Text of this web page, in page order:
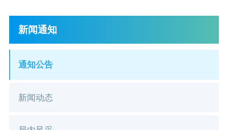
新闻通知
通知公告
新闻动态